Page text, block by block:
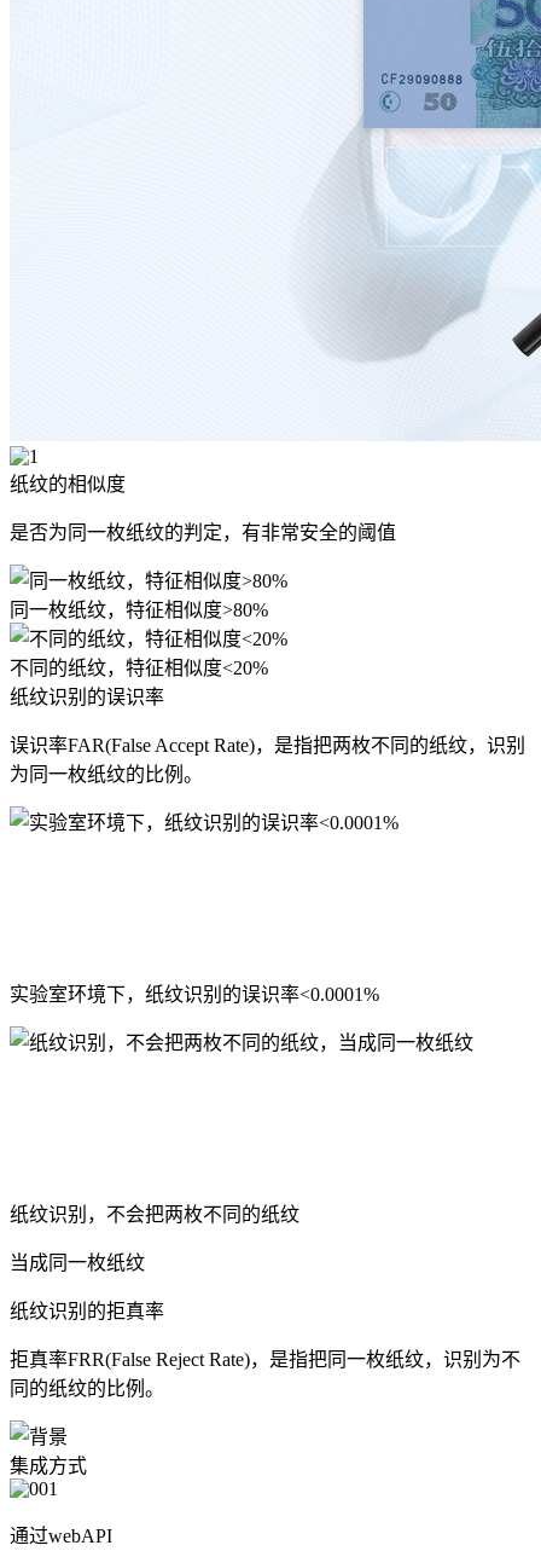
纸纹的相似度
是否为同一枚纸纹的判定，有非常安全的阈值
同一枚纸纹，特征相似度>80%
不同的纸纹，特征相似度<20%
纸纹识别的误识率
误识率FAR(False Accept Rate)，是指把两枚不同的纸纹，识别
为同一枚纸纹的比例。
实验室环境下，纸纹识别的误识率<0.0001%
纸纹识别，不会把两枚不同的纸纹
当成同一枚纸纹
纸纹识别的拒真率
拒真率FRR(False Reject Rate)，是指把同一枚纸纹，识别为不
同的纸纹的比例。
集成方式
通过webAPI